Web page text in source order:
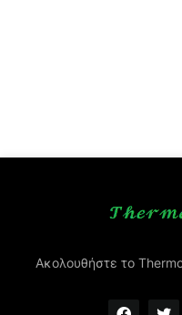
Ακολουθήστε το